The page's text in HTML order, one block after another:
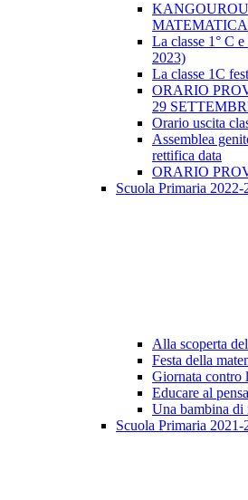
La classe 1° C
2023)
La classe 1C
ORARIO
29
Orario uscita
Assemblea
rettifica data
ORARIO
Scuola Primaria 2022-
Alla scoperta
Festa della
Giornata contro
Educare al
Una bambina di
Scuola Primaria 2021-